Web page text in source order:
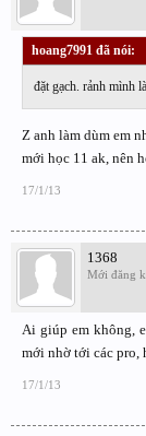
hoang7991 đã nói:
đặt gạch. rảnh mình
Z anh làm dùm em
mới học 11 ak, nên
17/1/13
1368
Mới đăng
Ai giúp em không,
mới nhờ tới các pro,
17/1/13